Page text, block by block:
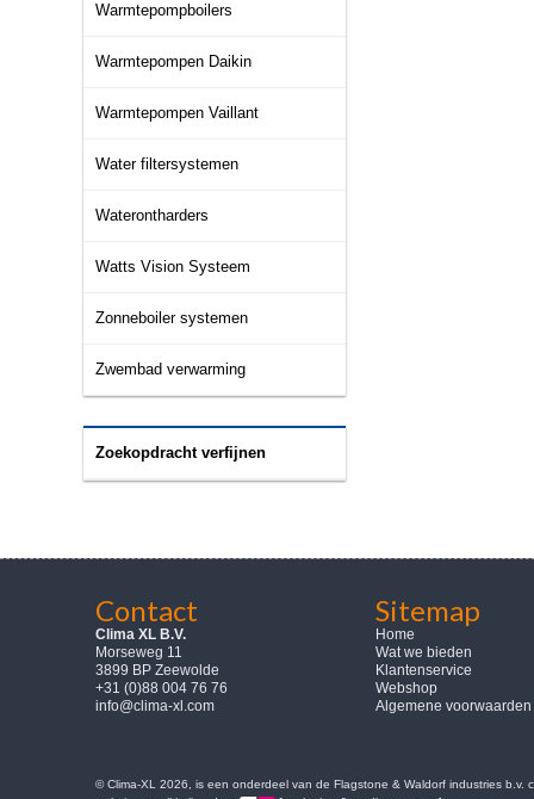
Warmtepompboilers
Warmtepompen Daikin
Warmtepompen Vaillant
Water filtersystemen
Waterontharders
Watts Vision Systeem
Zonneboiler systemen
Zwembad verwarming
Zoekopdracht verfijnen
Contact
Clima XL B.V.
Morseweg 11
3899 BP Zeewolde
+31 (0)88 004 76 76
info@clima-xl.com
Sitemap
Home
Wat we bieden
Klantenservice
Webshop
Algemene voorwaarden
© Clima-XL 2026, is een onderdeel van de Flagstone & Waldorf industries b.v.